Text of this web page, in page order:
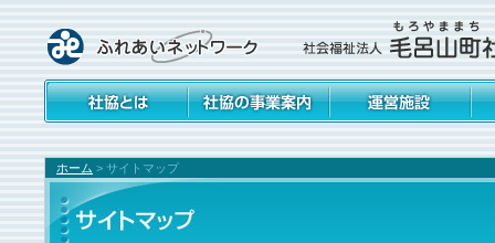
ホーム > サイトマップ